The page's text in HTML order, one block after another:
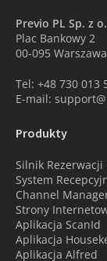
Previo PL Sp. z
Plac Bankowy 2
00-095
Tel: +48 730 013
E-mail:
Produkty
Silnik Rezerwacji
System
Channel
Strony
Aplikacja ScanId
Aplikacja
Aplikacja Alfred